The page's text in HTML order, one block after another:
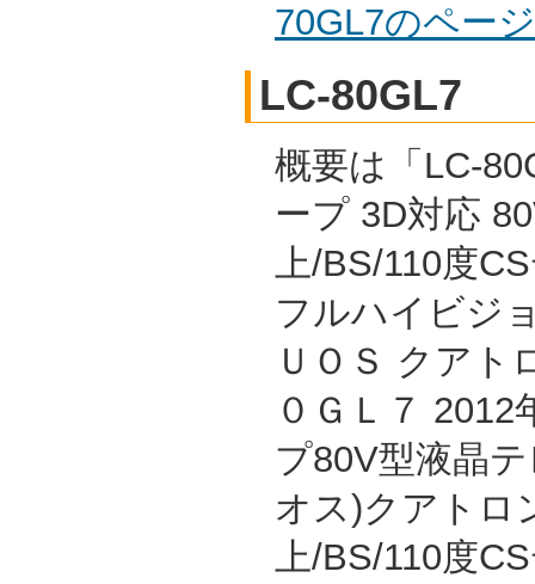
70GL7のペー
LC-80GL7
概要は「LC-
ープ 3D対応
上/BS/110度
フルハイビジ
ＵＯＳ クアト
０ＧＬ７ 2012
プ80V型液晶
オス)クアトロ
上/BS/110度